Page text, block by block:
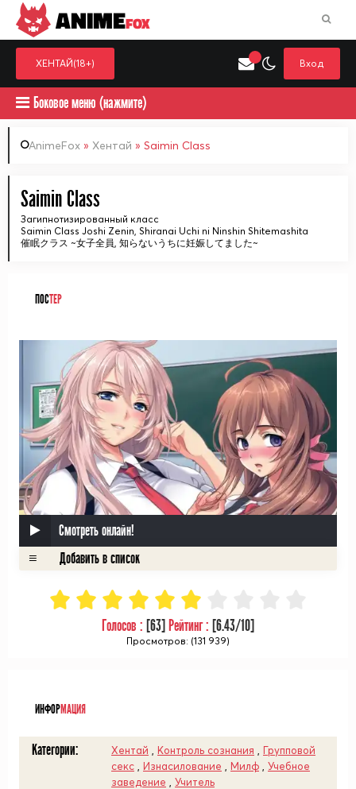
Выберите одну категорию для поиска
ANIMEFOX
ХЕНТАЙ(18+) Вход
Боковое меню (нажмите)
AnimeFox » Хентай » Saimin Class
Saimin Class
Загипнотизированный класс
Saimin Class Joshi Zenin, Shiranai Uchi ni Ninshin Shitemashita
催眠クラス ~女子全員, 知らないうちに妊娠してました~
ПОСТЕР
Смотреть онлайн!
Голосов : [63] Рейтинг : [6.43/10]
Просмотров: (131 939)
ИНФОРМАЦИЯ
Категории: Хентай Контроль сознания
Групповой
секс
Изнасилование Милф
Учебное
заведение
Учитель